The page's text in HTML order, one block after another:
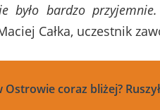
było bardzo
Całka, uczestnik
coraz bliżej?